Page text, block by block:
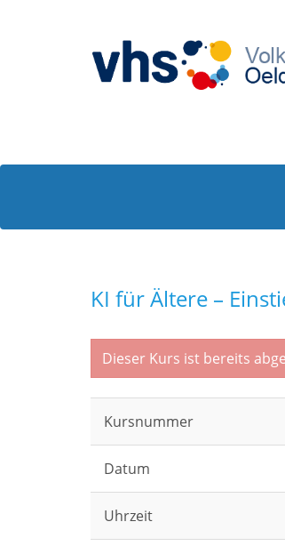
KI für Ältere –
Dieser Kurs ist bereits
Kursnummer
Datum
Uhrzeit